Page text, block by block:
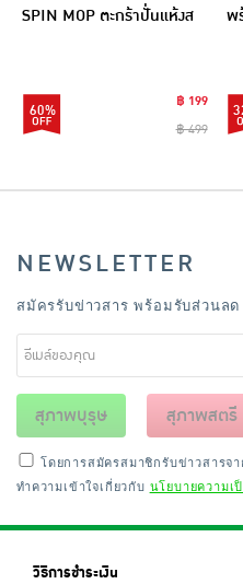
SPIN MOP ตะกร้าปั่นแห้งส
60%
฿ 199
฿ 499
พ
NEWSLETTER
สมัครรับข่าวสาร พร้อมรับส่วนลด
สุภาพบุรุษ สุภาพสตรี
โดยการสมัครสมาชิกรับข่าวสารจ
ทำความเข้าใจเกี่ยวกับ นโยบายความเ
วิธีการชำระเงิน